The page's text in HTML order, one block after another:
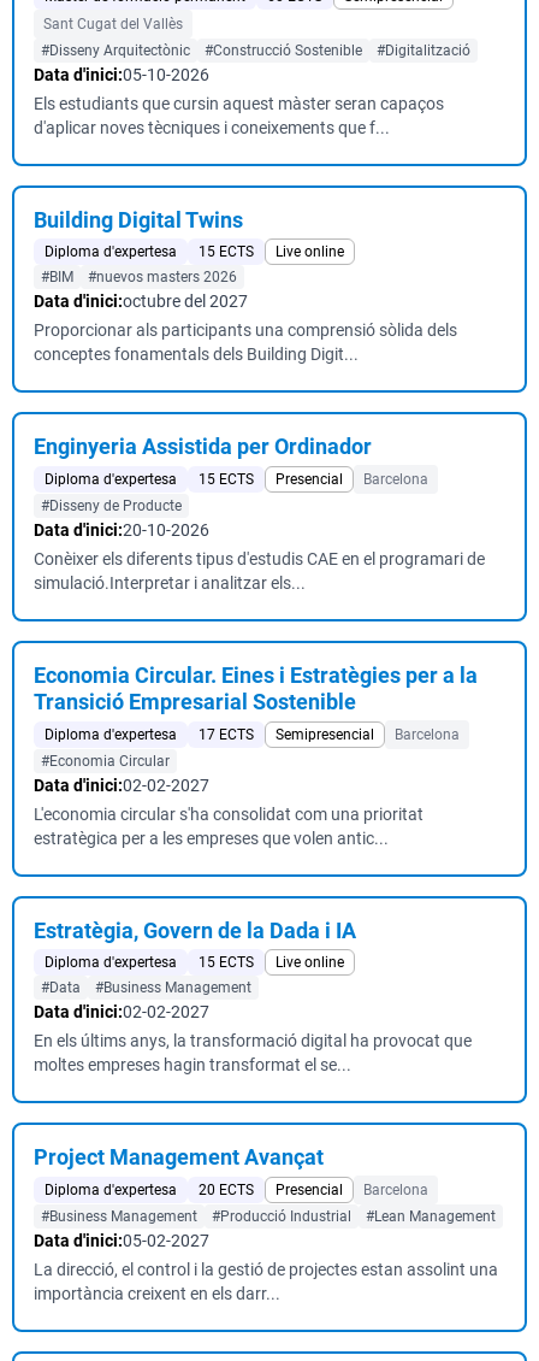
Sant Cugat del Vallès
#Disseny Arquitectònic
#Construcció Sostenible #Digitalització
Data d'inici:05-10-2026
Els estudiants que cursin aquest màster seran capaços
d'aplicar noves tècniques i coneixements que f...
Building Digital Twins
Diploma d'expertesa 15 ECTS
Live online
#BIM
#nuevos masters 2026
Data d'inici:octubre del 2027
Proporcionar als participants una comprensió sòlida dels
conceptes fonamentals dels Building Digit...
Enginyeria Assistida per Ordinador
Diploma d'expertesa 15 ECTS Presencial
Barcelona
#Disseny de Producte
Data d'inici:20-10-2026
Conèixer els diferents tipus d'estudis CAE en el programari de
simulació.Interpretar i analitzar els...
Economia Circular. Eines i Estratègies per a la
Transició Empresarial Sostenible
Diploma d'expertesa 17 ECTS Semipresencial
Barcelona
#Economia Circular
Data d'inici:02-02-2027
L'economia circular s'ha consolidat com una prioritat
estratègica per a les empreses que volen antic...
Estratègia, Govern de la Dada i IA
Diploma d'expertesa 15 ECTS
Live online
#Data
#Business Management
Data d'inici:02-02-2027
En els últims anys, la transformació digital ha provocat que
moltes empreses hagin transformat el se...
Project Management Avançat
Diploma d'expertesa 20 ECTS Presencial
Barcelona
#Business Management
#Producció Industrial #Lean Management
Data d'inici:05-02-2027
La direcció, el control i la gestió de projectes estan assolint una
importància creixent en els darr...